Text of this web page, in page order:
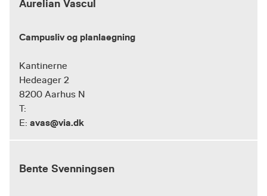
Aurelian Vascul
Campusliv og planlaegning
Kantinerne
Hedeager 2
8200 Aarhus N
T:
E: avas@via.dk
Bente Svenningsen